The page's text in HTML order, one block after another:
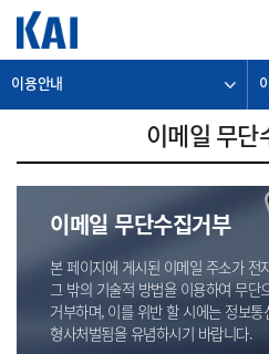
이용안내
이메일 무단
이메일 무단수집거부
본 페이지에 게시된 이메일 주소가 전
그 밖의 기술적 방법을 이용하여 무단
거부하며, 이를 위반 할 시에는 정보통
형사처벌됨을 유념하시기 바랍니다.